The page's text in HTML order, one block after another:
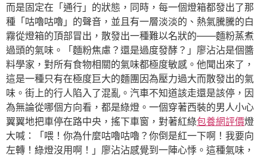
而是固定在「通行」的狀態，同時，每一個燈箱都發出了那
種「咕嚕咕嚕」的聲音，並且有一層淡淡的、熱氣騰騰的白
霧從燈箱的頂部冒出，散發出一種難以名狀的——麵粉蒸煮
過頭的氣味。「麵粉焦慮？還是過度發酵？」廖沾沾是個醬
料學家，對所有食物相關的氣味都極度敏感。他聞出來了，
這是一種只有在極度巨大的麵團因為壓力過大而散發出的氣
味。街上的行人陷入了混亂。汽車不知道該走還是該停，因
為無論從哪個方向看，都是綠燈。一個穿著西裝的男人小心
翼翼地把車停在路中央，搖下車窗，對著紅綠包養網評價燈
大喊：「喂！你為什麼咕嚕咕嚕？你倒是紅一下啊！我要向
左轉！綠燈沒用啊！」廖沾沾感覺到一陣心悸。這種氣味，